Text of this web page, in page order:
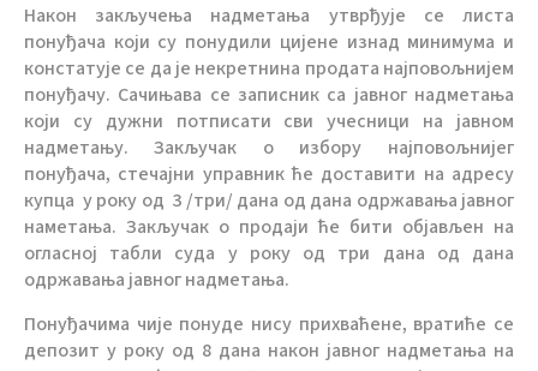
Након закључења надметања утврђује се листа
понуђача који су понудили цијене изнад минимума и
констатује се да је некретнина продата најповољнијем
понуђачу. Сачињава се записник са јавног надметања
који су дужни потписати сви учесници на јавном
надметању. Закључак о избору најповољнијег
понуђача, стечајни управник ће доставити на адресу
купца у року од 3 /три/ дана од дана одржавања јавног
наметања. Закључак о продаји ће бити објављен на
огласној табли суда у року од три дана од дана
одржавања јавног надметања.
Понуђачима чије понуде нису прихваћене, вратиће се
депозит у року од 8 дана након јавног надметања на